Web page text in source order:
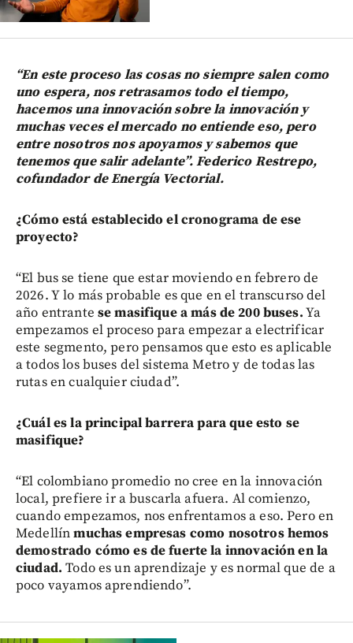
“En este proceso las cosas no siempre salen como
uno espera, nos retrasamos todo el tiempo,
hacemos una innovación sobre la innovación y
muchas veces el mercado no entiende eso, pero
entre nosotros nos apoyamos y sabemos que
tenemos que salir adelante”. Federico Restrepo,
cofundador de Energía Vectorial.
¿Cómo está establecido el cronograma de ese
proyecto?
“El bus se tiene que estar moviendo en febrero de
2026. Y lo más probable es que en el transcurso del
año entrante se masifique a más de 200 buses.Ya
empezamos el proceso para empezar a electrificar
este segmento, pero pensamos que esto es aplicable
a todos los buses del sistema Metro y de todas las
rutas en cualquier ciudad”.
¿Cuál es la principal barrera para que esto se
masifique?
“El colombiano promedio no cree en la innovación
local, prefiere ir a buscarla afuera. Al comienzo,
cuando empezamos, nos enfrentamos a eso. Pero en
Medellínmuchas empresas como nosotros hemos
demostrado cómo es de fuerte la innovación en la
ciudad.Todo es un aprendizaje y es normal que de a
poco vayamos aprendiendo”.